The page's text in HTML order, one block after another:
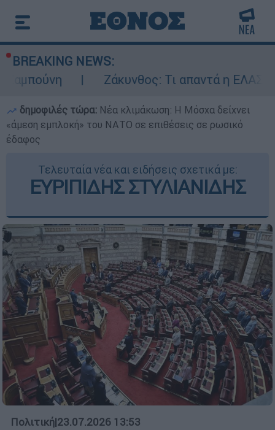
BREAKING NEWS:
Ζάκυνθος: Τι απαντά η ΕΛΑΣ για τους 8
δημοφιλές τώρα: Νέα κλιμάκωση: Η Μόσχα δείχνει
«άμεση εμπλοκή» του ΝΑΤΟ σε επιθέσεις σε ρωσικό
έδαφος
Τελευταία νέα και ειδήσεις σχετικά με:
ΕΥΡΙΠΙΔΗΣ ΣΤΥΛΙΑΝΙΔΗΣ
Πολιτική|23.07.2026 13:53